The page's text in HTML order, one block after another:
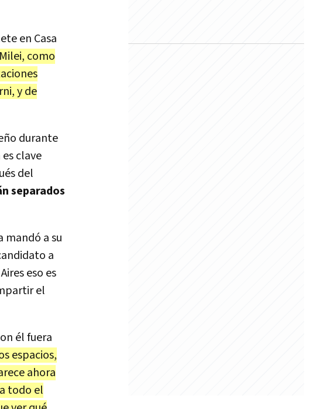
en Casa
como
y de
durante
clave
del
separados
mandó a su
a
eso es
el
él fuera
espacios,
ahora
todo el